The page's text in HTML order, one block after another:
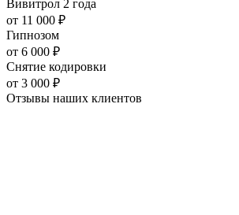
Вивитрол 2 года
от 11 000 ₽
Гипнозом
от 6 000 ₽
Снятие кодировки
от 3 000 ₽
Отзывы наших клиентов